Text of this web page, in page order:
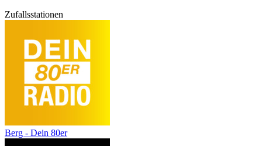
Zufallsstationen
Berg - Dein 80er